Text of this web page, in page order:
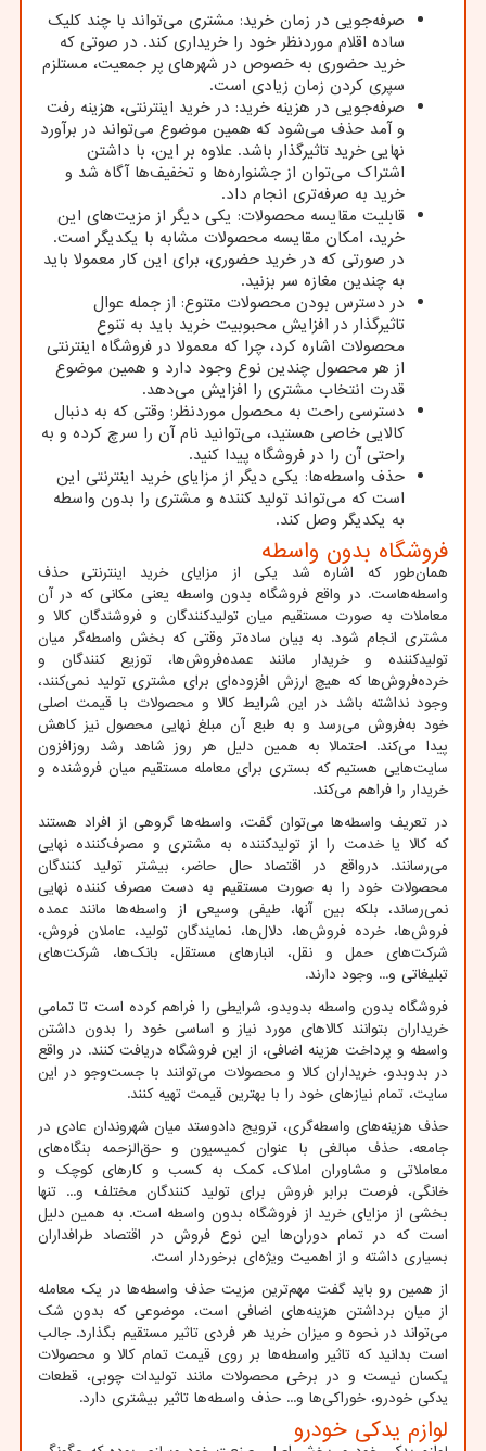
صرفه‌جویی در زمان خرید: مشتری می‌تواند با چند کلیک
ساده اقلام موردنظر خود را خریداری کند. در صوتی که
خرید حضوری به خصوص در شهرهای پر جمعیت، مستلزم
سپری کردن زمان زیادی است.
صرفه‌جویی در هزینه خرید: در خرید اینترنتی، هزینه رفت
و آمد حذف می‌شود که همین موضوع می‌تواند در برآورد
نهایی خرید تاثیرگذار باشد. علاوه بر این، با داشتن
اشتراک می‌توان از جشنواره‌ها و تخفیف‌ها آگاه شد و
خرید به صرفه‌تری انجام داد.
قابلیت مقایسه محصولات: یکی دیگر از مزیت‌های این
خرید، امکان مقایسه محصولات مشابه با یکدیگر است.
در صورتی که در خرید حضوری، برای این کار معمولا باید
به چندین مغازه سر بزنید.
در دسترس بودن محصولات متنوع: از جمله عوال
تاثیرگذار در افزایش محبوبیت خرید باید به تنوع
محصولات اشاره کرد، چرا که معمولا در فروشگاه اینترنتی
از هر محصول چندین نوع وجود دارد و همین موضوع
قدرت انتخاب مشتری را افزایش می‌دهد.
دسترسی راحت به محصول موردنظر: وقتی که به دنبال
کالایی خاصی هستید، می‌توانید نام آن را سرچ کرده و به
راحتی آن را در فروشگاه پیدا کنید.
حذف واسطه‌ها: یکی دیگر از مزایای خرید اینترنتی این
است که می‌تواند تولید کننده و مشتری را بدون واسطه
به یکدیگر وصل کند.
فروشگاه بدون واسطه
همان‌طور که اشاره شد یکی از مزایای خرید اینترنتی حذف
واسطه‌هاست. در واقع فروشگاه بدون واسطه یعنی مکانی که در آن
معاملات به صورت مستقیم میان تولیدکنندگان و فروشندگان کالا و
مشتری انجام شود. به بیان ساده‌تر وقتی که بخش واسطه‌گر میان
تولیدکننده و خریدار مانند عمده‌فروش‌ها، توزیع کنندگان و
خرده‌فروش‌ها که هیچ ارزش افزوده‌ای برای مشتری تولید نمی‌کنند،
وجود نداشته باشد در این شرایط کالا و محصولات با قیمت اصلی
خود به‌فروش می‌رسد و به طبع آن مبلغ نهایی محصول نیز کاهش
پیدا می‌کند. احتمالا به همین دلیل هر روز شاهد رشد روزافزون
سایت‌هایی هستیم که بستری برای معامله مستقیم میان فروشنده و
خریدار را فراهم می‌کند.
در تعریف واسطه‌ها می‌توان گفت، واسطه‌ها گروهی از افراد هستند
که کالا یا خدمت را از تولیدکننده به مشتری و مصرف‌کننده نهایی
می‌رسانند. درواقع در اقتصاد حال حاضر، بیشتر تولید کنندگان
محصولات خود را به صورت مستقیم به دست مصرف کننده نهایی
نمی‌رساند، بلکه بین آنها، طیفی وسیعی از واسطه‌ها مانند عمده
فروش‌ها، خرده فروش‌ها، دلال‌ها، نمایندگان تولید، عاملان فروش،
شرکت‌های حمل و نقل، انبارهای مستقل، بانک‌ها، شرکت‌های
تبلیغاتی و... وجود دارند.
فروشگاه بدون واسطه بدوبدو، شرایطی را فراهم کرده است تا تمامی
خریداران بتوانند کالاهای مورد نیاز و اساسی خود را بدون داشتن
واسطه و پرداخت هزینه اضافی، از این فروشگاه دریافت کنند. در واقع
در بدوبدو، خریداران کالا و محصولات می‌توانند با جست‌وجو در این
سایت، تمام نیازهای خود را با بهترین قیمت تهیه کنند.
حذف هزینه‌های واسطه‌‌گری، ترویج دادوستد میان شهروندان عادی در
جامعه، حذف مبالغی با عنوان کمیسیون و حق‌الزحمه بنگاه‌های
معاملاتی و مشاوران املاک، کمک به کسب و کارهای کوچک و
خانگی، فرصت برابر فروش برای تولید کنندگان مختلف و... تنها
بخشی از مزایای خرید از فروشگاه بدون واسطه است. به همین دلیل
است که در تمام دوران‌ها این نوع فروش در اقتصاد طرافداران
بسیاری داشته و از اهمیت ویژه‌ای برخوردار است.
از همین رو باید گفت مهم‌ترین مزیت حذف واسطه‌ها در یک معامله
از میان برداشتن هزینه‌های اضافی است، موضوعی که بدون شک
می‌تواند در نحوه و میزان خرید هر فردی تاثیر مستقیم بگذارد. جالب
است بدانید که تاثیر واسطه‌ها بر روی قیمت تمام کالا و محصولات
یکسان نیست و در برخی محصولات مانند تولیدات چوبی، قطعات
یدکی خودرو، خوراکی‌ها و... حذف واسطه‌ها تاثیر بیشتری دارد.
لوازم یدکی خودرو